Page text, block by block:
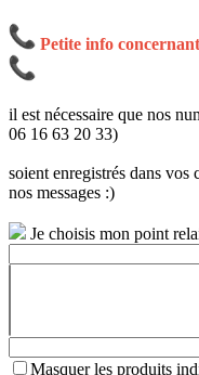
Petite info
il est nécessaire que nos
06 16 63 20 33)
soient enregistrés dans vos
nos messages :)
Je choisis mon point
Masquer les produits